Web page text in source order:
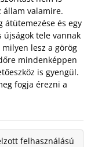
állam valamire.
átütemezése és egy
újságok tele vannak
lesz a görög
mindenképpen
is gyengül.
fogja érezni a
felhasználású